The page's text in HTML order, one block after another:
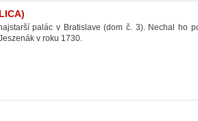
palác v Bratislave (dom č. 3). Nechal ho
v roku 1730.